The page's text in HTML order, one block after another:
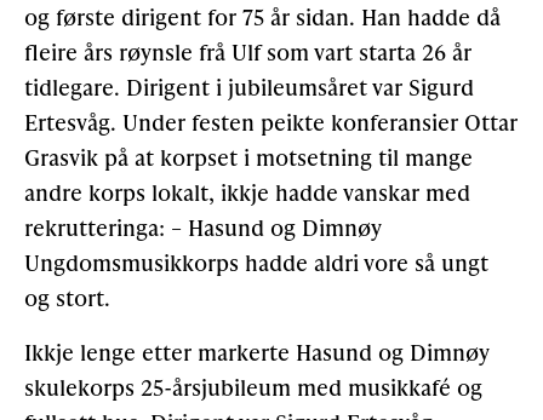
og første dirigent for 75 år sidan. Han hadde då
fleire års røynsle frå Ulf som vart starta 26 år
tidlegare. Dirigent i jubileumsåret var Sigurd
Ertesvåg. Under festen peikte konferansier Ottar
Grasvik på at korpset i motsetning til mange
andre korps lokalt, ikkje hadde vanskar med
rekrutteringa: – Hasund og Dimnøy
Ungdomsmusikkorps hadde aldri vore så ungt
og stort.
Ikkje lenge etter markerte Hasund og Dimnøy
skulekorps 25-årsjubileum med musikkafé og